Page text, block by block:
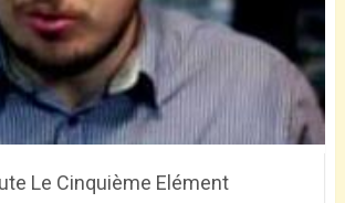
Le Cinquième Elément